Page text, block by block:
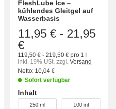
FleshLube Ice –
kühlendes Gleitgel auf
Wasserbasis
11,95 € - 21,95
€
119,50 € - 219,50 € pro 1 l
inkl. 19% USt. zzgl. Versand
Netto: 10,04 €
Sofort verfügbar
Inhalt
wählen
250 ml 100 ml